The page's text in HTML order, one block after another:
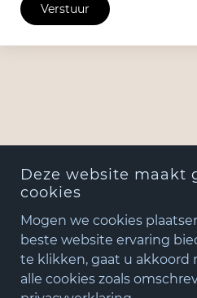
Deze website maakt
cookies
Mogen we cookies
beste website ervaring
te klikken, gaat u akkoord
alle cookies zoals
+31(0)348 - 75 06 82
matude@matude.nl
Verstuur